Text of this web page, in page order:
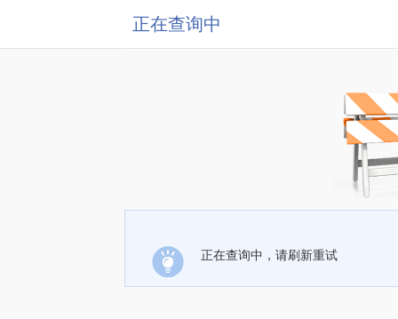
正在查询中
正在查询中，请刷新重试